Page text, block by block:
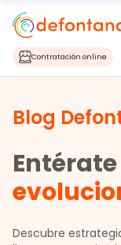
Contratación online
Blog
Descubre